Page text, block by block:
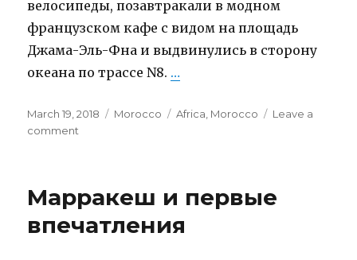
велосипеды, позавтракали в модном
французском кафе с видом на площадь
Джама-Эль-Фна и выдвинулись в сторону
океана по трассе N8. …
Posted
on
March 19, 2018 Categories
Morocco Tags
Africa Morocco
Leave a
comment
Марракеш и первые
впечатления